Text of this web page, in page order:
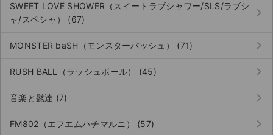
SWEET LOVE SHOWER（スイートラブシャワー/SLS/ラブシ
ャ/スペシャ） (67)
keyboard_arrow_right
MONSTER baSH（モンスターバッシュ） (71) keyboard_arrow_right
RUSH BALL（ラッシュボール） (45) keyboard_arrow_right
音楽と髭達 (7) keyboard_arrow_right
FM802（エフエムハチマルニ） (57) keyboard_arrow_right